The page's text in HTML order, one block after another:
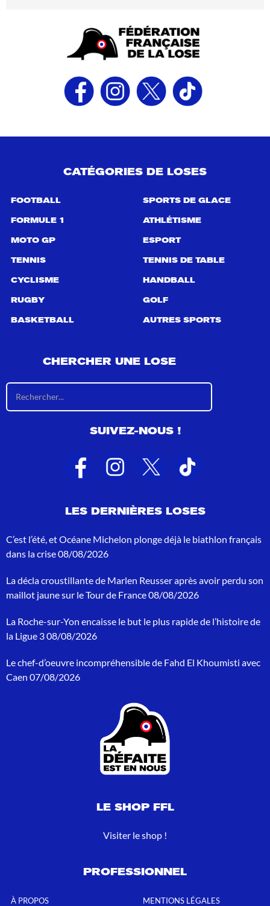
CATÉGORIES DE LOSES
FOOTBALL
FORMULE 1
MOTO GP
TENNIS
CYCLISME
RUGBY
BASKETBALL
SPORTS DE GLACE
ATHLÉTISME
ESPORT
TENNIS DE TABLE
HANDBALL
GOLF
AUTRES SPORTS
CHERCHER UNE LOSE
s
l
a
t
s
r
c
c
h
o
:
SUIVEZ-NOUS !
LES DERNIÈRES LOSES
C’est l’été, et Océane Michelon plonge déjà le biathlon français
dans la crise08/08/2026
La décla croustillante de Marlen Reusser après avoir perdu son
maillot jaune sur le Tour de France08/08/2026
La Roche-sur-Yon encaisse le but le plus rapide de l’histoire de
la Ligue 308/08/2026
Le chef-d’oeuvre incompréhensible de Fahd El Khoumisti avec
Caen 07/08/2026
LE SHOP FFL
Visiter le shop !
PROFESSIONNEL
À PROPOS MENTIONS LÉGALES